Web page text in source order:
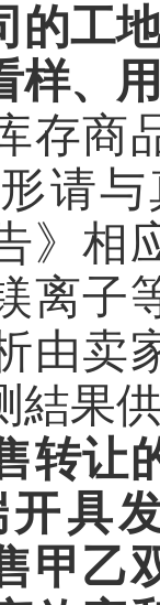
的工
样、
存商
请
》
离子
由卖
結果
转让
具
甲乙